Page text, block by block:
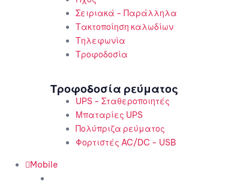
Σειριακά - Παράλληλα
Τακτοποίηση καλωδίων
Τηλεφωνία
Τροφοδοσία
Τροφοδοσία ρεύματος
UPS - Σταθεροποιητές
Μπαταρίες UPS
Πολύπριζα ρεύματος
Φορτιστές AC/DC - USB
Mobile